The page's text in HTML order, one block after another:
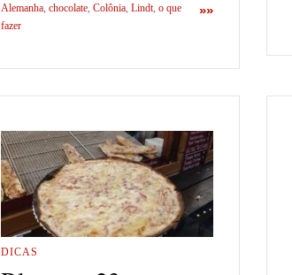
»»
Alemanha, chocolate, Colônia, Lindt, o que
fazer
DICAS